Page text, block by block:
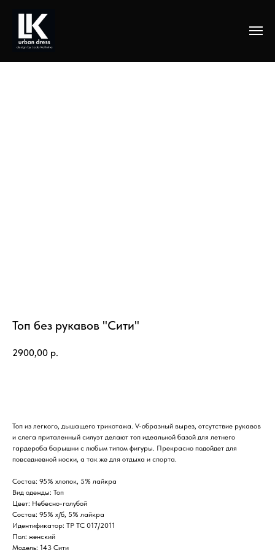
Топ без рукавов "Сити"
2900,00 р.
Топ из легкого, дышащего трикотажа. V-образный вырез, отсутствие рукавов
и слега приталенный силуэт делают топ идеальной базой для летнего
гардероба барышни с любым типом фигуры. Прекрасно подойдет для
повседневной носки, а так же для отдыха и спорта.
Состав: 95% хлопок, 5% лайкра
Вид одежды: Топ
Цвет: Небесно-голубой
Состав: 95% х/б, 5% лайкра
Идентификатор: ТР ТС 017/2011
Пол: женский
Модель: 143 Сити